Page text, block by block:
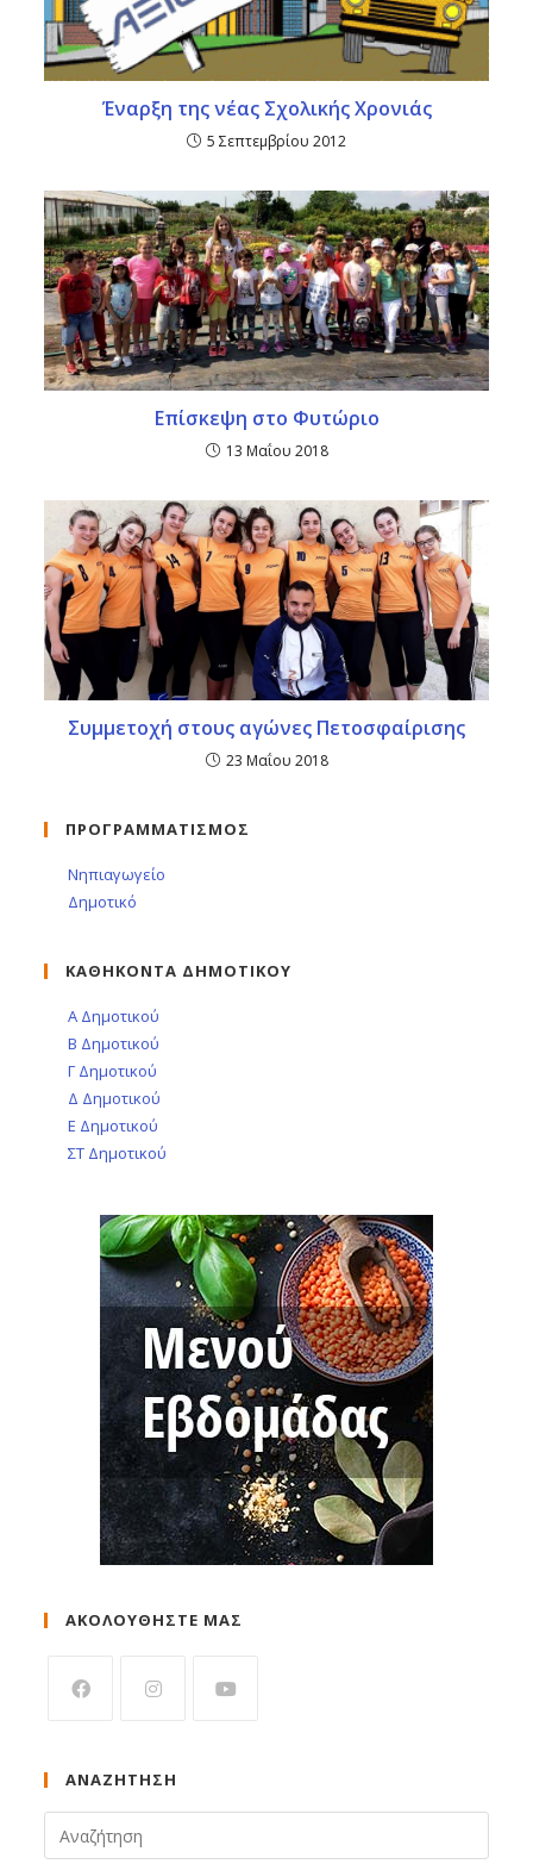
Έναρξη της νέας Σχολικής Χρονιάς
5 Σεπτεμβρίου 2012
Επίσκεψη στο Φυτώριο
13 Μαΐου 2018
Συμμετοχή στους αγώνες Πετοσφαίρισης
23 Μαΐου 2018
ΠΡΟΓΡΑΜΜΑΤΙΣΜΟΣ
Νηπιαγωγείο
Δημοτικό
ΚΑΘΗΚΟΝΤΑ ΔΗΜΟΤΙΚΟΥ
Α Δημοτικού
Β Δημοτικού
Γ Δημοτικού
Δ Δημοτικού
Ε Δημοτικού
ΣΤ Δημοτικού
ΑΚΟΛΟΥΘΗΣΤΕ ΜΑΣ
ΑΝΑΖΉΤΗΣΗ